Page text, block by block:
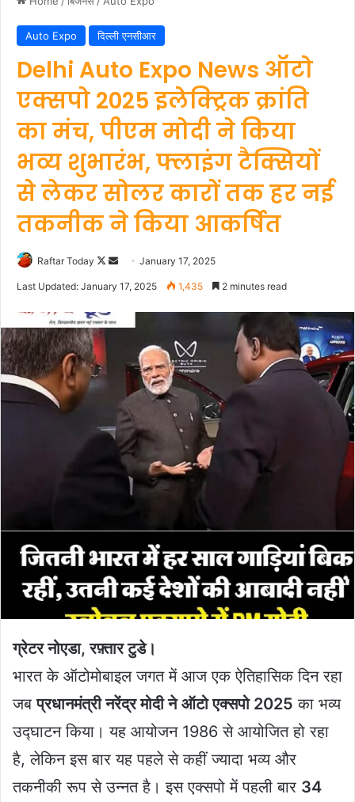
Auto Expo दिल्ली एनसीआर
Delhi Auto Expo News ऑटो
एक्सपो 2025 इलेक्ट्रिक क्रांति
का मंच, पीएम मोदी ने किया
भव्य शुभारंभ, फ्लाइंग टैक्सियों
से लेकर सोलर कारों तक हर नई
तकनीक ने किया आकर्षित
Raftar Today
Follow
SendJanuary 17, 2025
Last Updated: January 17, 2025 1,435 2 minutes read
ग्रेटर नोएडा, रफ़्तार टुडे।
भारत के ऑटोमोबाइल जगत में आज एक ऐतिहासिक दिन रहा
जबप्रधानमंत्री नरेंद्र मोदी ने ऑटो एक्सपो 2025 का भव्य
उद्घाटन किया। यह आयोजन 1986 से आयोजित हो रहा
है, लेकिन इस बार यह पहले से कहीं ज्यादा भव्य और
तकनीकी रूप से उन्नत है। इस एक्सपो में पहली बार 34